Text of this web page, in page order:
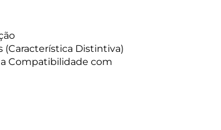
(Característica Distintiva)
Compatibilidade com